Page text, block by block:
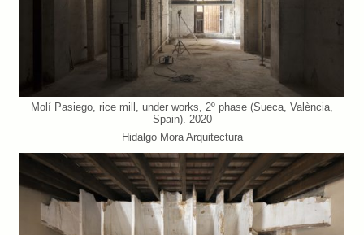
Molí Pasiego, rice mill, under works, 2º phase (Sueca, València,
Spain). 2020
Hidalgo Mora Arquitectura